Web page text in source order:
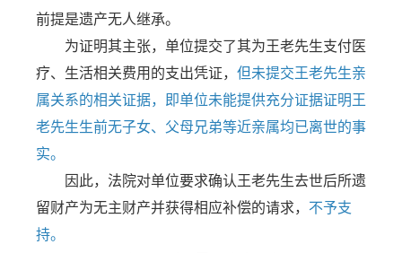
前提是遗产无人继承。
为证明其主张，单位提交了其为王老先生支付医
疗、生活相关费用的支出凭证， 但未提交王老先生亲
属关系的相关证据，即单位未能提供充分证据证明王
老先生生前无子女、父母兄弟等近亲属均已离世的事
实。
因此，法院对单位要求确认王老先生去世后所遗
留财产为无主财产并获得相应补偿的请求， 不予支
持。